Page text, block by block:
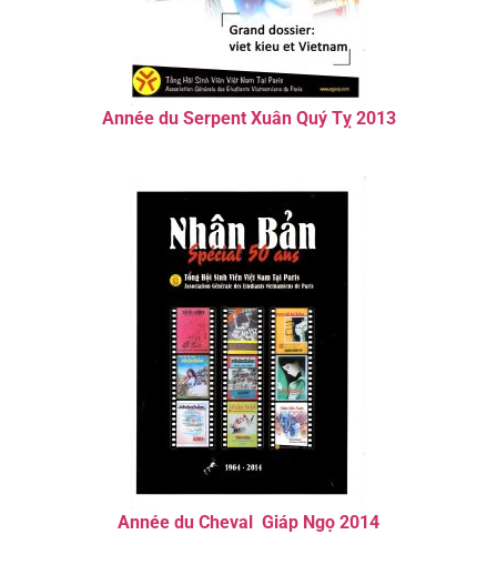
Année du Serpent Xuân Quý Tỵ 2013
Année du Cheval Giáp Ngọ 2014